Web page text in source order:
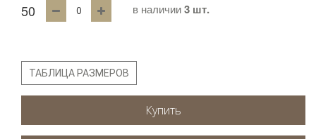
50 в наличии3 шт.
ТАБЛИЦА РАЗМЕРОВ
Купить